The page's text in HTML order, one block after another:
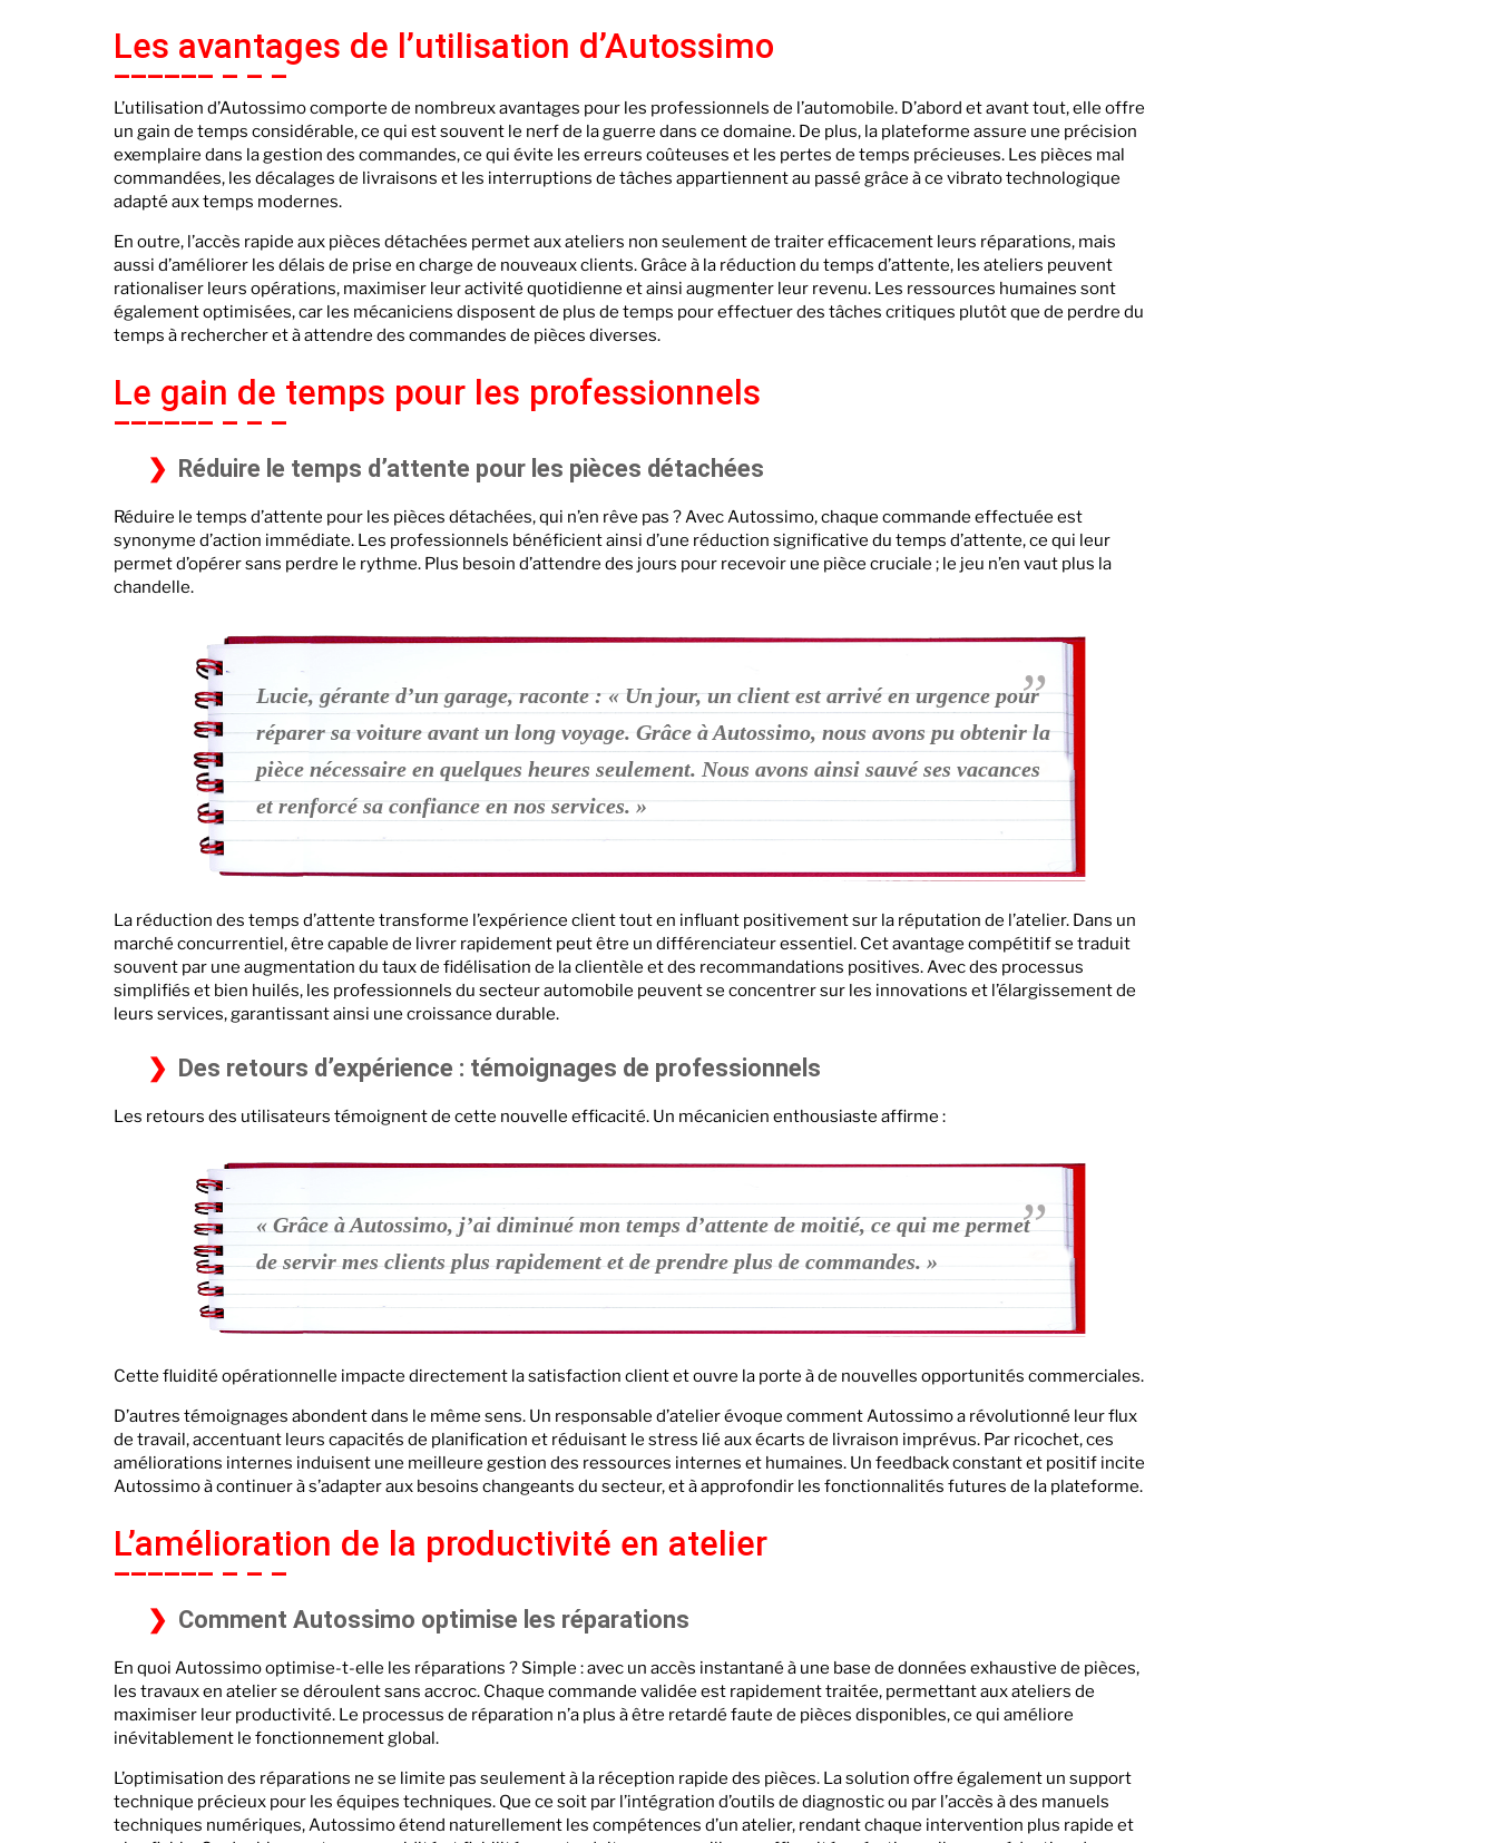
Les avantages de l’utilisation d’Autossimo
L’utilisation d’Autossimo comporte de nombreux avantages pour les professionnels de l’automobile. D’abord et avant tout, elle offre
un gain de temps considérable, ce qui est souvent le nerf de la guerre dans ce domaine. De plus, la plateforme assure une précision
exemplaire dans la gestion des commandes, ce qui évite les erreurs coûteuses et les pertes de temps précieuses. Les pièces mal
commandées, les décalages de livraisons et les interruptions de tâches appartiennent au passé grâce à ce vibrato technologique
adapté aux temps modernes.
En outre, l’accès rapide aux pièces détachées permet aux ateliers non seulement de traiter efficacement leurs réparations, mais
aussi d’améliorer les délais de prise en charge de nouveaux clients. Grâce à la réduction du temps d’attente, les ateliers peuvent
rationaliser leurs opérations, maximiser leur activité quotidienne et ainsi augmenter leur revenu. Les ressources humaines sont
également optimisées, car les mécaniciens disposent de plus de temps pour effectuer des tâches critiques plutôt que de perdre du
temps à rechercher et à attendre des commandes de pièces diverses.
Le gain de temps pour les professionnels
Réduire le temps d’attente pour les pièces détachées
Réduire le temps d’attente pour les pièces détachées, qui n’en rêve pas ? Avec Autossimo, chaque commande effectuée est
synonyme d’action immédiate. Les professionnels bénéficient ainsi d’une réduction significative du temps d’attente, ce qui leur
permet d’opérer sans perdre le rythme. Plus besoin d’attendre des jours pour recevoir une pièce cruciale ; le jeu n’en vaut plus la
chandelle.
Lucie, gérante d’un garage, raconte : « Un jour, un client est arrivé en urgence pour
réparer sa voiture avant un long voyage. Grâce à Autossimo, nous avons pu obtenir la
pièce nécessaire en quelques heures seulement. Nous avons ainsi sauvé ses vacances
et renforcé sa confiance en nos services. »
La réduction des temps d’attente transforme l’expérience client tout en influant positivement sur la réputation de l’atelier. Dans un
marché concurrentiel, être capable de livrer rapidement peut être un différenciateur essentiel. Cet avantage compétitif se traduit
souvent par une augmentation du taux de fidélisation de la clientèle et des recommandations positives. Avec des processus
simplifiés et bien huilés, les professionnels du secteur automobile peuvent se concentrer sur les innovations et l’élargissement de
leurs services, garantissant ainsi une croissance durable.
Des retours d’expérience : témoignages de professionnels
Les retours des utilisateurs témoignent de cette nouvelle efficacité. Un mécanicien enthousiaste affirme :
« Grâce à Autossimo, j’ai diminué mon temps d’attente de moitié, ce qui me permet
de servir mes clients plus rapidement et de prendre plus de commandes. »
Cette fluidité opérationnelle impacte directement la satisfaction client et ouvre la porte à de nouvelles opportunités commerciales.
D’autres témoignages abondent dans le même sens. Un responsable d’atelier évoque comment Autossimo a révolutionné leur flux
de travail, accentuant leurs capacités de planification et réduisant le stress lié aux écarts de livraison imprévus. Par ricochet, ces
améliorations internes induisent une meilleure gestion des ressources internes et humaines. Un feedback constant et positif incite
Autossimo à continuer à s’adapter aux besoins changeants du secteur, et à approfondir les fonctionnalités futures de la plateforme.
L’amélioration de la productivité en atelier
Comment Autossimo optimise les réparations
En quoi Autossimo optimise-t-elle les réparations ? Simple : avec un accès instantané à une base de données exhaustive de pièces,
les travaux en atelier se déroulent sans accroc. Chaque commande validée est rapidement traitée, permettant aux ateliers de
maximiser leur productivité. Le processus de réparation n’a plus à être retardé faute de pièces disponibles, ce qui améliore
inévitablement le fonctionnement global.
L’optimisation des réparations ne se limite pas seulement à la réception rapide des pièces. La solution offre également un support
technique précieux pour les équipes techniques. Que ce soit par l’intégration d’outils de diagnostic ou par l’accès à des manuels
techniques numériques, Autossimo étend naturellement les compétences d’un atelier, rendant chaque intervention plus rapide et